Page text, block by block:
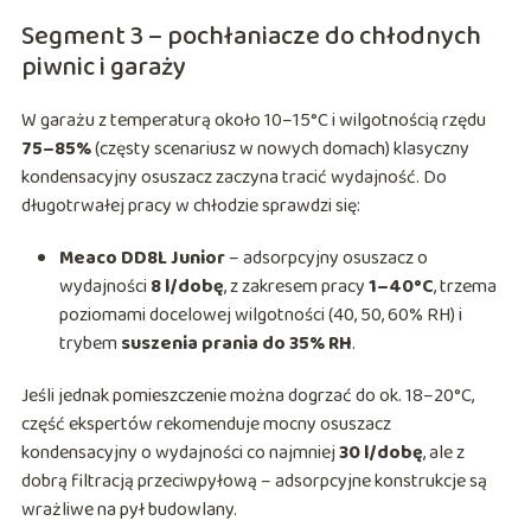
Segment 3 – pochłaniacze do chłodnych
piwnic i garaży
W garażu z temperaturą około 10–15°C i wilgotnością rzędu
75–85%(częsty scenariusz w nowych domach) klasyczny
kondensacyjny osuszacz zaczyna tracić wydajność. Do
długotrwałej pracy w chłodzie sprawdzi się:
Meaco DD8L Junior– adsorpcyjny osuszacz o
wydajności 8 l/dobę, z zakresem pracy1–40°C, trzema
poziomami docelowej wilgotności (40, 50, 60% RH) i
trybemsuszenia prania do 35% RH.
Jeśli jednak pomieszczenie można dogrzać do ok. 18–20°C,
część ekspertów rekomenduje mocny osuszacz
kondensacyjny o wydajności co najmniej30 l/dobę, ale z
dobrą filtracją przeciwpyłową – adsorpcyjne konstrukcje są
wrażliwe na pył budowlany.